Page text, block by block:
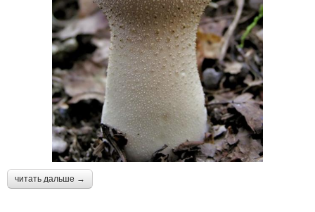
читать дальше →